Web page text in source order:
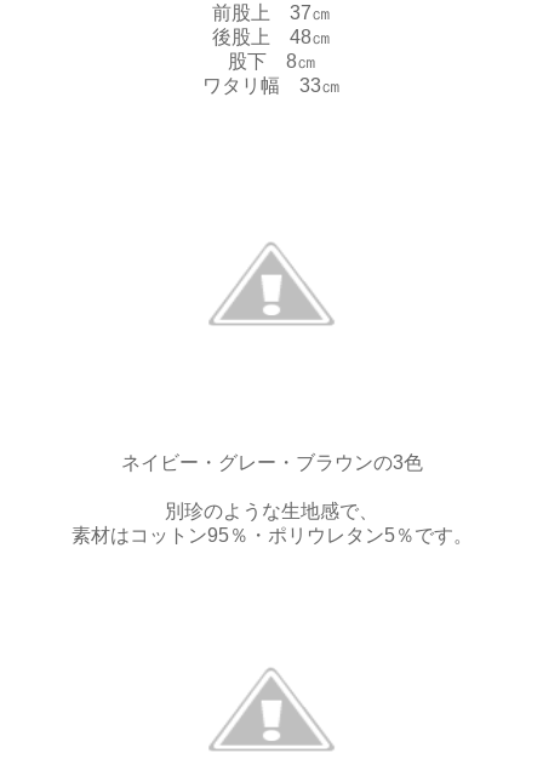
前股上 37㎝
後股上 48㎝
股下 8㎝
ワタリ幅 33㎝
ネイビー・グレー・ブラウンの3色
別珍のような生地感で、
素材はコットン95％・ポリウレタン5％です。